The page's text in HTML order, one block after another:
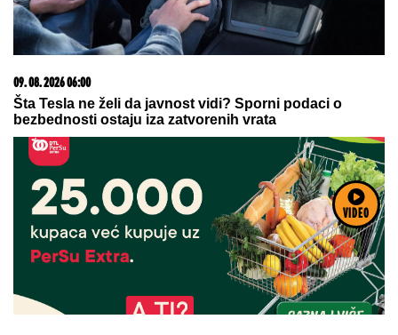
VIDEO
06. 08. 2026 09:39
Marija (3) se igrala u dvorištu i samo je nestala: Posle
42 godine otac je pronašao, zanemeo je kada je saznao
gde je bila